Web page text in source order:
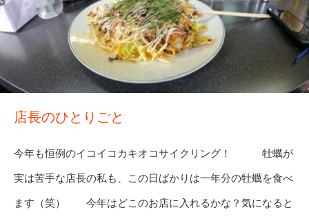
店長のひとりごと
今年も恒例のイコイコカキオコサイクリング！ 牡蠣が
実は苦手な店長の私も、この日ばかりは一年分の牡蠣を食べ
ます（笑） 今年はどこのお店に入れるかな？気になると